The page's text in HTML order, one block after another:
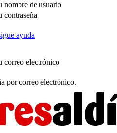
nombre de usuario
contraseña
ayuda
correo electrónico
por correo electrónico.